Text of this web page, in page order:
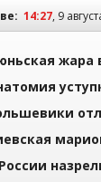
14:27, 9
жара